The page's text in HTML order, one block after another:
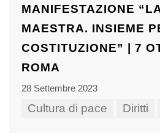
MANIFESTAZIONE
MAESTRA. INSIEME
COSTITUZIONE” | 7
ROMA
28 Settembre 2023
Cultura di pace Diritti